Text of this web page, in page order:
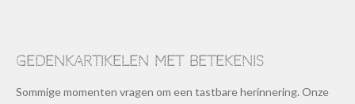
Gedenkartikelen met betekenis
Sommige momenten vragen om een tastbare herinnering. Onze